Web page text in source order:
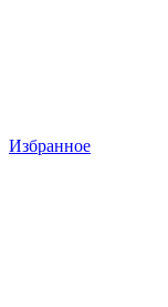
Избранное